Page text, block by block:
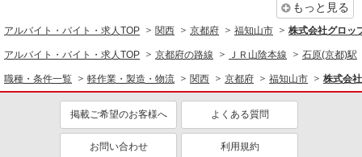
ミドル（40代～）活躍中
交通費支給
社会保険あり
もっと見る
アルバイト・バイト・求人TOP 関西 京都府 福知山市 株式会社グロッ
アルバイト・バイト・求人TOP 京都府の路線 ＪＲ山陰本線 石原(京都)駅
職種・条件一覧 軽作業・製造・物流 関西 京都府 福知山市 株式会
掲載ご希望のお客様へ よくある質問
お問い合わせ 利用規約